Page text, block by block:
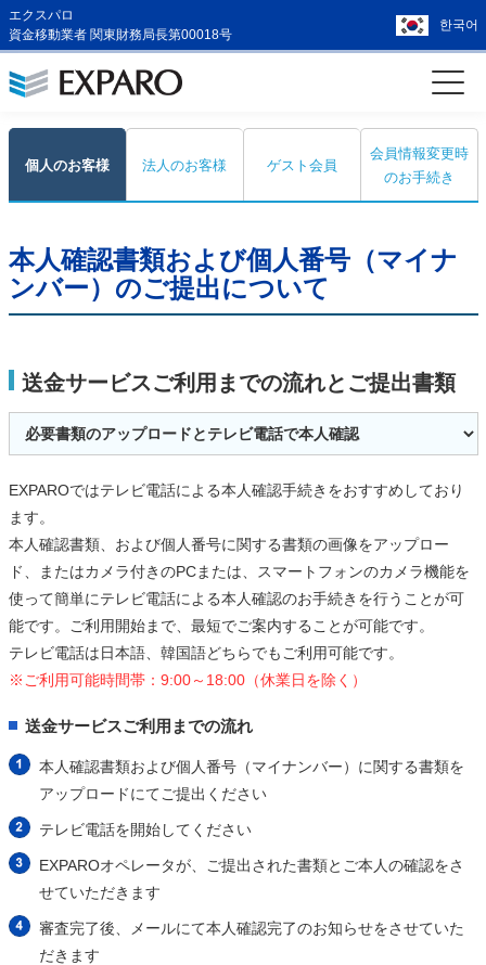
エクスパロ
資金移動業者 関東財務局長第00018号
한국어
個人のお客様 法人のお客様 ゲスト会員
会員情報変更時
のお手続き
本人確認書類および個人番号（マイナ
ンバー）のご提出について
送金サービスご利用までの流れとご提出書類
EXPAROではテレビ電話による本人確認手続きをおすすめしており
ます。
本人確認書類、および個人番号に関する書類の画像をアップロー
ド、またはカメラ付きのPCまたは、スマートフォンのカメラ機能を
使って簡単にテレビ電話による本人確認のお手続きを行うことが可
能です。ご利用開始まで、最短でご案内することが可能です。
テレビ電話は日本語、韓国語どちらでもご利用可能です。
※ご利用可能時間帯：9:00～18:00（休業日を除く）
送金サービスご利用までの流れ
本人確認書類および個人番号（マイナンバー）に関する書類を
アップロードにてご提出ください
テレビ電話を開始してください
EXPAROオペレータが、ご提出された書類とご本人の確認をさ
せていただきます
審査完了後、メールにて本人確認完了のお知らせをさせていた
だきます